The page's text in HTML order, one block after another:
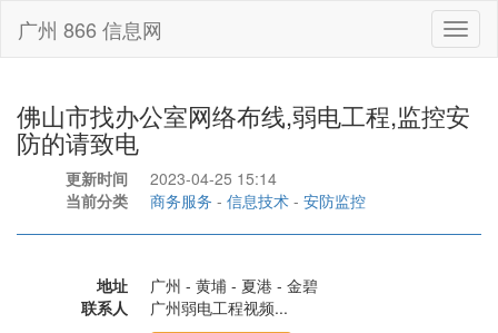
广州 866 信息网
佛山市找办公室网络布线,弱电工程,监控安
防的请致电
更新时间
2023-04-25 15:14
当前分类
商务服务 - 信息技术 - 安防监控
地址
广州 - 黄埔 - 夏港 - 金碧
联系人
广州弱电工程视频...